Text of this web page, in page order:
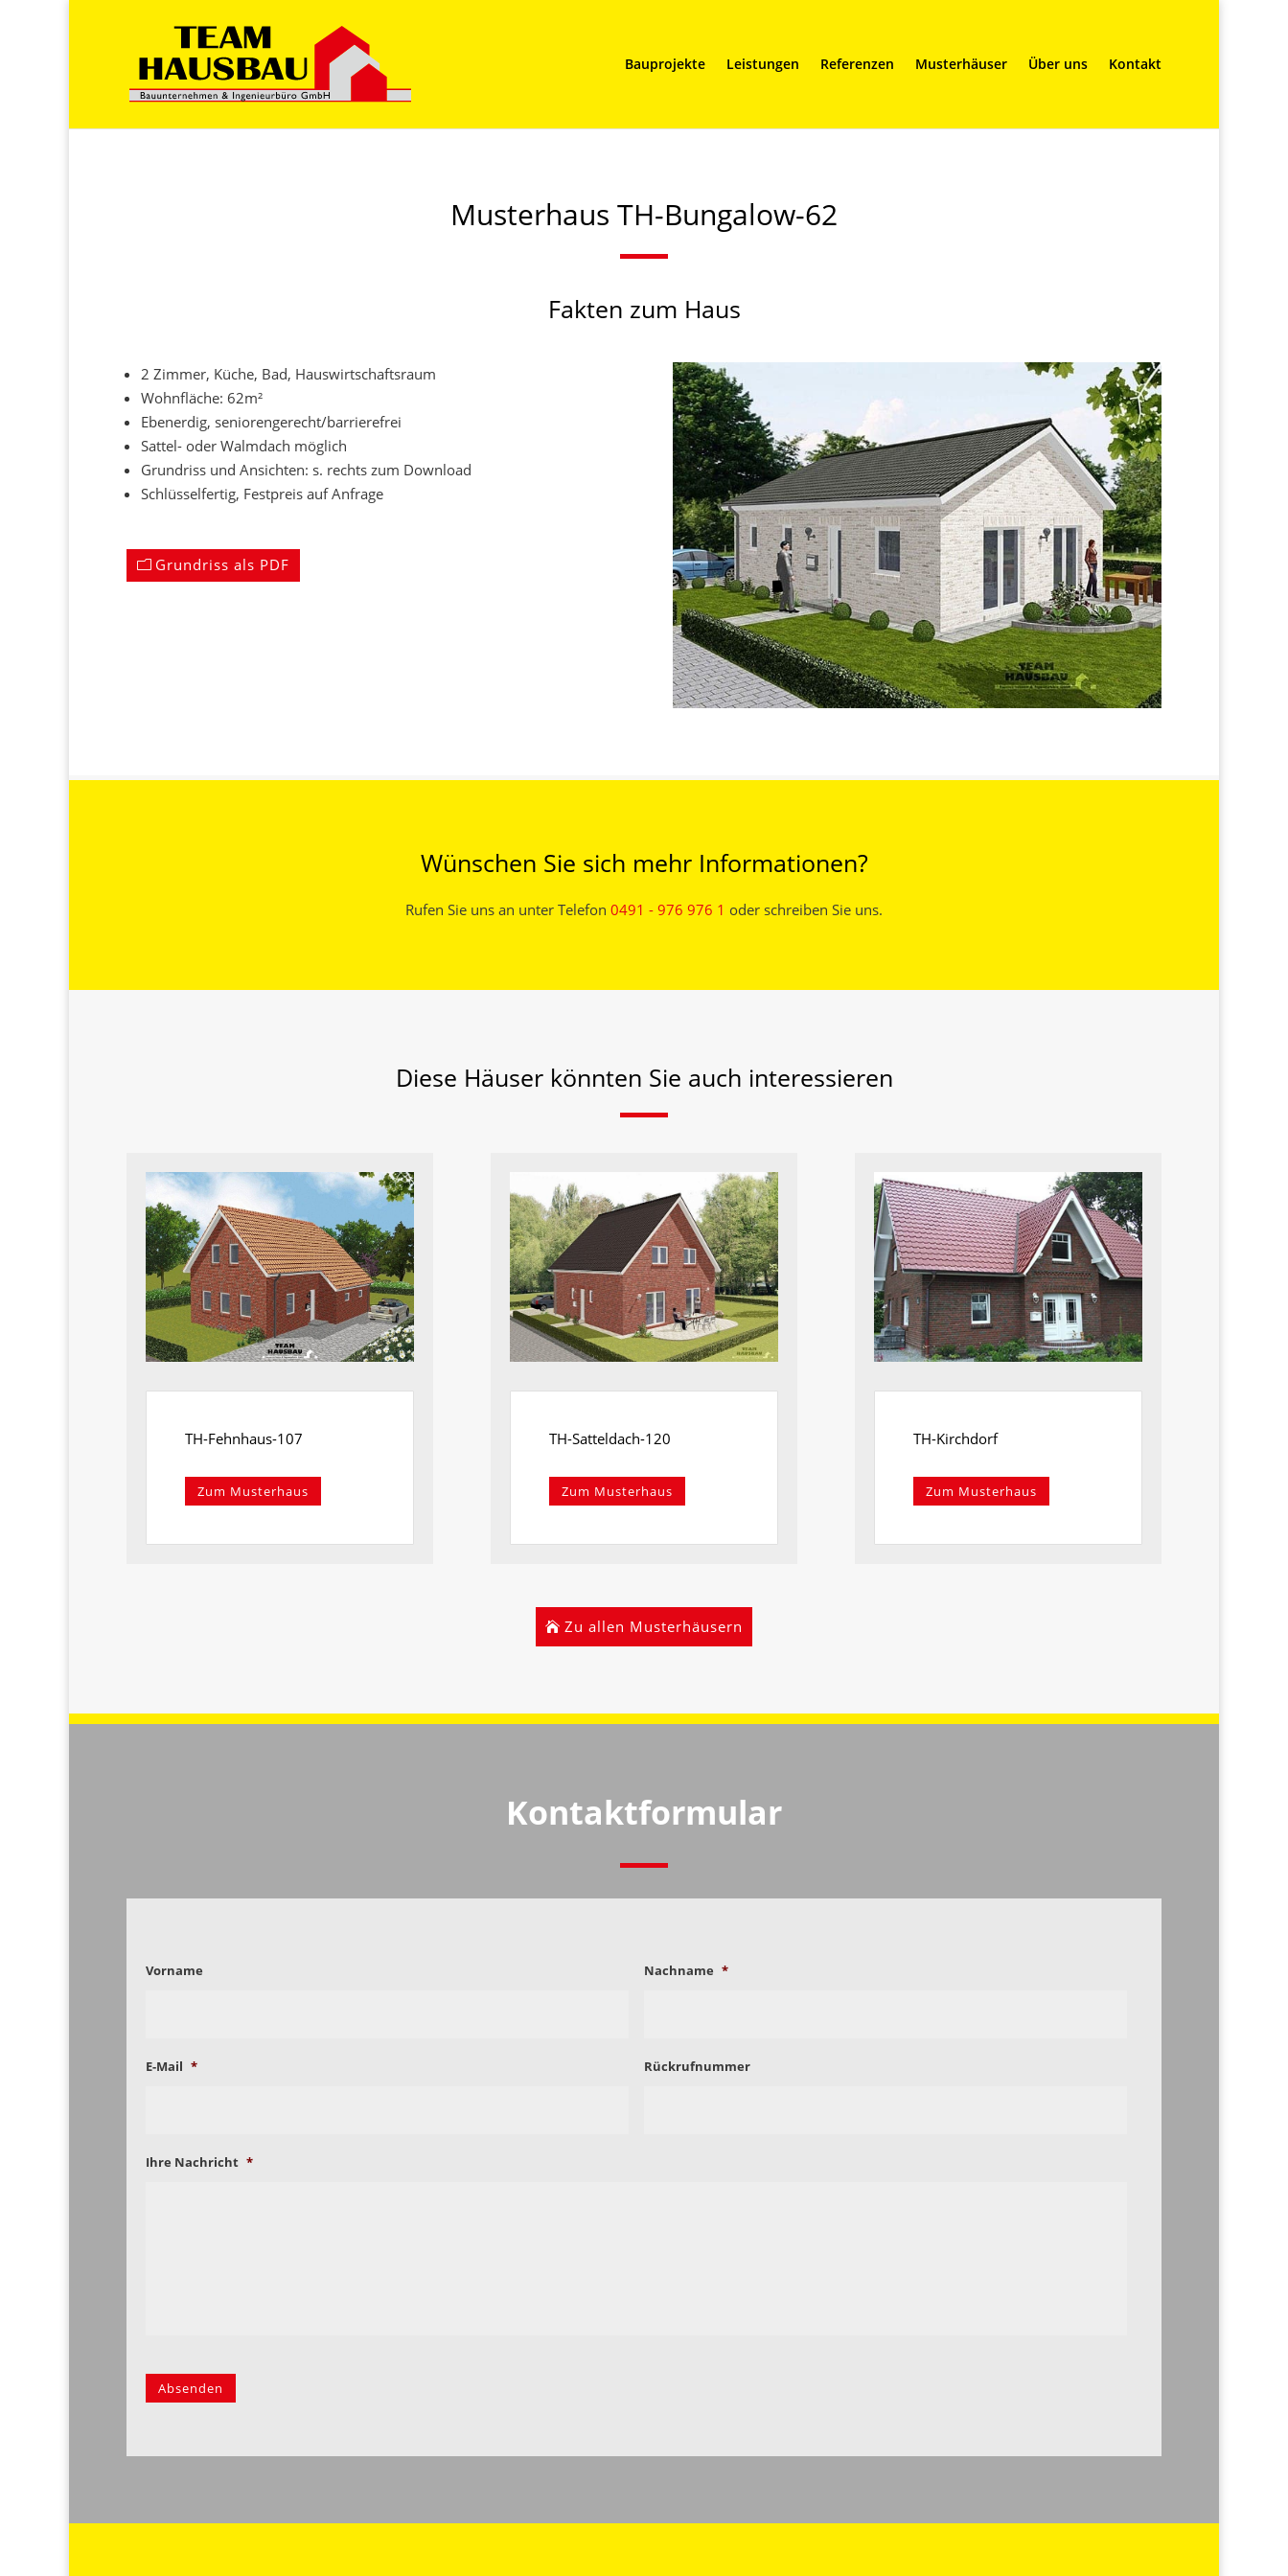
Bauprojekte Leistungen Referenzen Musterhäuser Über uns Kontakt
Musterhaus TH-Bungalow-62
Fakten zum Haus
2 Zimmer, Küche, Bad, Hauswirtschaftsraum
Wohnfläche: 62m²
Ebenerdig, seniorengerecht/barrierefrei
Sattel- oder Walmdach möglich
Grundriss und Ansichten: s. rechts zum Download
Schlüsselfertig, Festpreis auf Anfrage
Grundriss als PDF
Wünschen Sie sich mehr Informationen?
Rufen Sie uns an unter Telefon 0491 - 976 976 1 oder schreiben Sie uns.
Diese Häuser könnten Sie auch interessieren
TH-Fehnhaus-107
Zum Musterhaus
TH-Satteldach-120
Zum Musterhaus
TH-Kirchdorf
Zum Musterhaus
Zu allen Musterhäusern
Kontaktformular
Vorname Nachname *
E-Mail * Rückrufnummer
Ihre Nachricht *
Absenden